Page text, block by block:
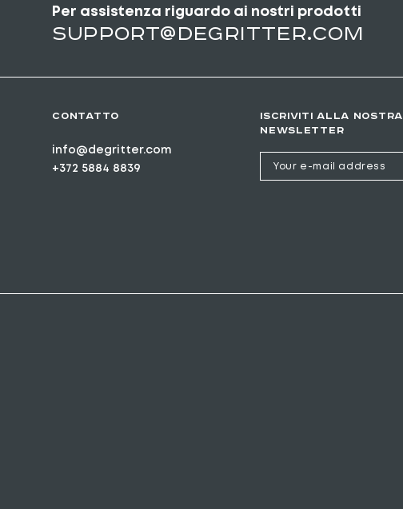
Per assistenza riguardo ai nostri prodotti
support@degritter.com
CONTATTO
info@degritter.com
+372 5884 8839
ISCRIVITI ALLA NOSTRA
NEWSLETTER